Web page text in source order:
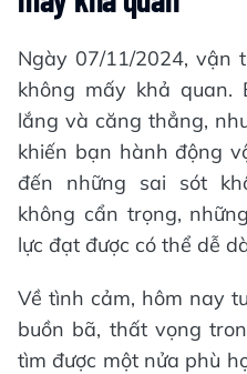
Ngày 07/11/2024, vận
không mấy khả
lắng và căng thẳng,
khiến bạn hành động
đến những sai sót
không cẩn trọng,
lực đạt được có thể dễ
Về tình cảm, hôm nay
buồn bã, thất vọng
tìm được một nửa phù